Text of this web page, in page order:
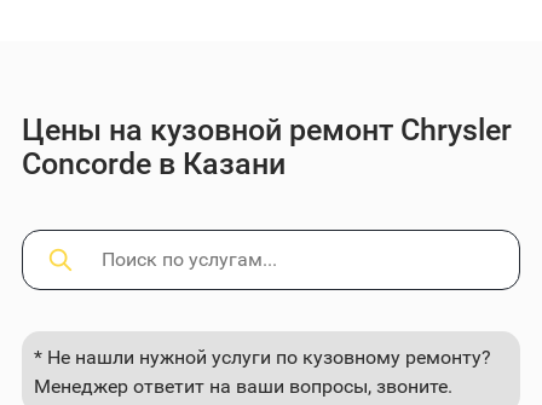
Цены на кузовной ремонт Chrysler
Concorde в Казани
* Не нашли нужной услуги по кузовному ремонту?
Менеджер ответит на ваши вопросы, звоните.